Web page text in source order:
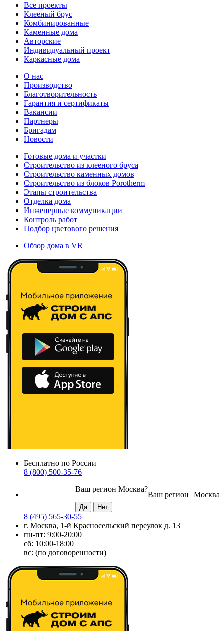
Все проекты
Клееный брус
Комбинированные
Каменные дома
Авторские
Индивидуальный проект
Каркасные дома
О нас
Производство
Благотворительность
Гарантия и сертификаты
Вакансии
Партнеры
Бригадам
Новости
Готовые дома и участки
Строительство из клееного бруса
Строительство каменных домов
Строительство из блоков Porotherm
Этапы строительства
Отделка дома
Инженерные коммуникации
Контроль работ
Подбор цветового решения
Обзор дома в VR
Бесплатно по России
8 (800) 500-35-76
Москва
Ваш регион
Ваш регион Москва?
8 (495) 565-30-55
г. Москва, 1-й Красносельский переулок д. 13
пн-пт: 9:00-20:00
сб: 10:00-18:00
вс: (по договоренности)